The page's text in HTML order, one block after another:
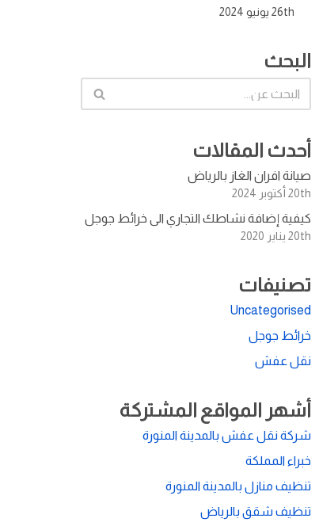
26th يونيو 2024
البحث
أحدث المقالات
صيانة افران الغاز بالرياض
20th أكتوبر 2024
كيفية إضافة نشاطك التجاري الى خرائط جوجل
20th يناير 2020
تصنيفات
Uncategorised
خرائط جوجل
نقل عفش
أشهر المواقع المشتركة
شركة نقل عفش بالمدينة المنورة
خبراء المملكة
تنظيف منازل بالمدينة المنورة
تنظيف شقق بالرياض